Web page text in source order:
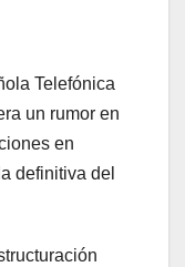
Telefónica
un rumor en
en
definitiva del